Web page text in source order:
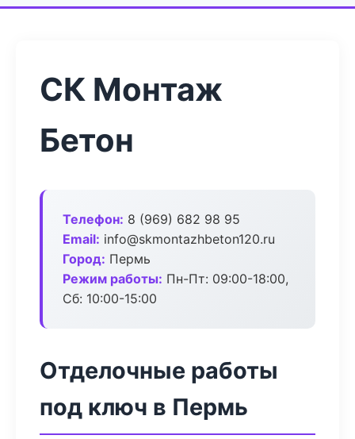
СК Монтаж
Бетон
Телефон: 8 (969) 682 98 95
Email: info@skmontazhbeton120.ru
Город: Пермь
Режим работы: Пн-Пт: 09:00-18:00,
Сб: 10:00-15:00
Отделочные работы
под ключ в Пермь